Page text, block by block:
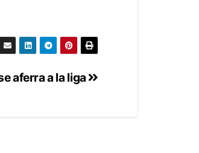
aferra a la liga